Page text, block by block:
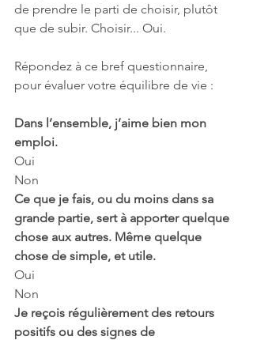
de prendre le parti de choisir, plutôt
que de subir. Choisir... Oui.
Répondez à ce bref questionnaire,
pour évaluer votre équilibre de vie :
Dans l’ensemble, j’aime bien mon
emploi.
Oui
Non
Ce que je fais, ou du moins dans sa
grande partie, sert à apporter quelque
chose aux autres. Même quelque
chose de simple, et utile.
Oui
Non
Je reçois régulièrement des retours
positifs ou des signes de